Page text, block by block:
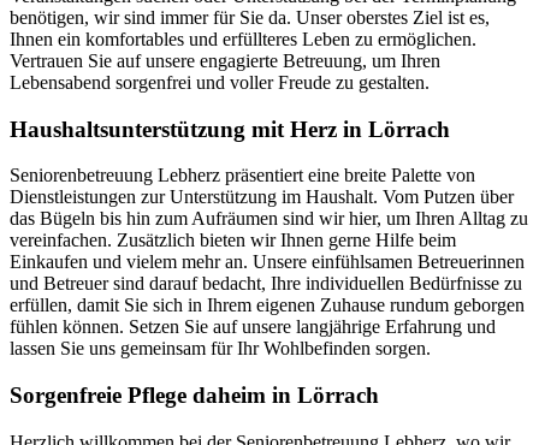
benötigen, wir sind immer für Sie da. Unser oberstes Ziel ist es,
Ihnen ein komfortables und erfüllteres Leben zu ermöglichen.
Vertrauen Sie auf unsere engagierte Betreuung, um Ihren
Lebensabend sorgenfrei und voller Freude zu gestalten.
Haushalts­unterstützung mit Herz in Lörrach
Seniorenbetreuung Lebherz präsentiert eine breite Palette von
Dienstleistungen zur Unterstützung im Haushalt. Vom Putzen über
das Bügeln bis hin zum Aufräumen sind wir hier, um Ihren Alltag zu
vereinfachen. Zusätzlich bieten wir Ihnen gerne Hilfe beim
Einkaufen und vielem mehr an. Unsere einfühlsamen Betreuerinnen
und Betreuer sind darauf bedacht, Ihre individuellen Bedürfnisse zu
erfüllen, damit Sie sich in Ihrem eigenen Zuhause rundum geborgen
fühlen können. Setzen Sie auf unsere langjährige Erfahrung und
lassen Sie uns gemeinsam für Ihr Wohlbefinden sorgen.
Sorgenfreie Pflege daheim in Lörrach